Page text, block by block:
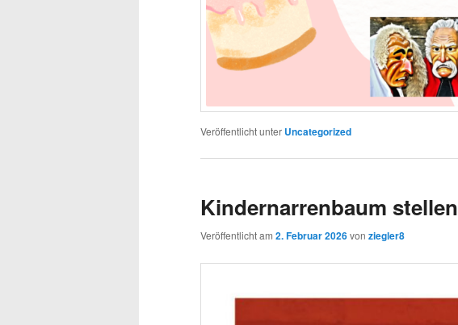
Veröffentlicht unter Uncategorized
Kindernarrenbaum stellen
Veröffentlicht am 2. Februar 2026von ziegler8